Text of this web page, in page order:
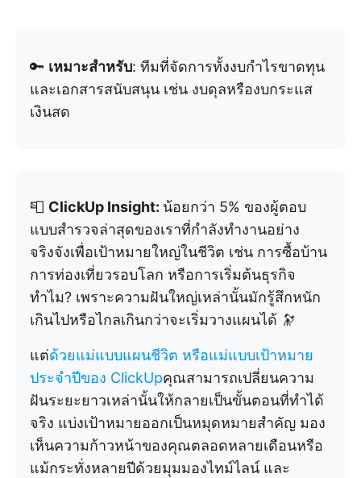
🔑 เหมาะสำหรับ: ทีมที่จัดการทั้งงบกำไรขาดทุน
และเอกสารสนับสนุน เช่น งบดุลหรืองบกระแส
เงินสด
📮 ClickUp Insight: น้อยกว่า 5% ของผู้ตอบ
แบบสำรวจล่าสุดของเราที่กำลังทำงานอย่าง
จริงจังเพื่อเป้าหมายใหญ่ในชีวิต เช่น การซื้อบ้าน
การท่องเที่ยวรอบโลก หรือการเริ่มต้นธุรกิจ
ทำไม? เพราะความฝันใหญ่เหล่านั้นมักรู้สึกหนัก
เกินไปหรือไกลเกินกว่าจะเริ่มวางแผนได้ 🔭
แต่ด้วยแม่แบบแผนชีวิต หรือแม่แบบเป้าหมาย
ประจำปีของ ClickUpคุณสามารถเปลี่ยนความ
ฝันระยะยาวเหล่านั้นให้กลายเป็นขั้นตอนที่ทำได้
จริง แบ่งเป้าหมายออกเป็นหมุดหมายสำคัญ มอง
เห็นความก้าวหน้าของคุณตลอดหลายเดือนหรือ
แม้กระทั่งหลายปีด้วยมุมมองไทม์ไลน์ และ